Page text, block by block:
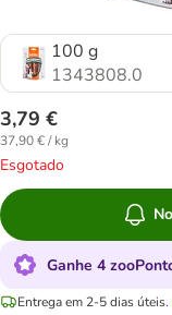
100 g
1343808.0
3,79 €
37,90 € / kg
Esgotado
Ganhe 4
Entrega em 2-5 dias úteis.